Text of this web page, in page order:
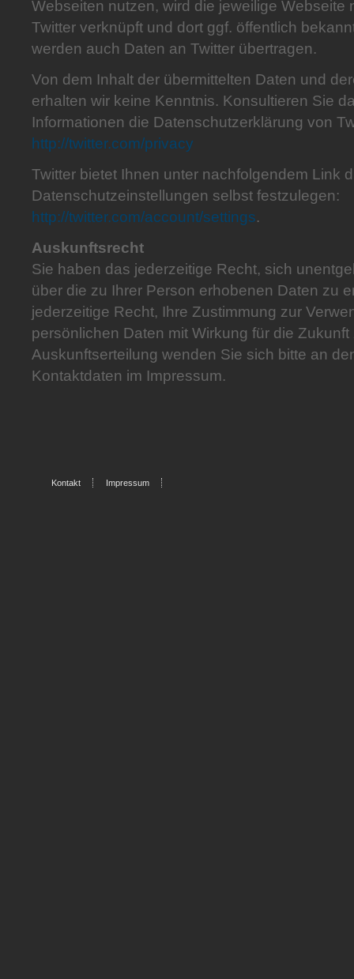
Webseiten nutzen, wird die jeweilige Webseite
Twitter verknüpft und dort ggf. öffentlich
werden auch Daten an Twitter übertragen.
Von dem Inhalt der übermittelten Daten und
erhalten wir keine Kenntnis. Konsultieren Sie
Informationen die Datenschutzerklärung von
http://twitter.com/privacy
Twitter bietet Ihnen unter nachfolgendem Link
Datenschutzeinstellungen selbst festzulegen:
http://twitter.com/account/settings.
Auskunftsrecht
Sie haben das jederzeitige Recht, sich
über die zu Ihrer Person erhobenen Daten zu
jederzeitige Recht, Ihre Zustimmung zur
persönlichen Daten mit Wirkung für die
Auskunftserteilung wenden Sie sich bitte an
Kontaktdaten im Impressum.
Kontakt Impressum